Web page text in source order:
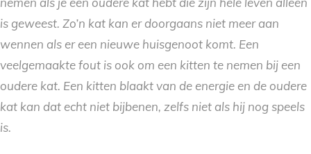
is geweest. Zo’n kat kan er doorgaans niet meer aan
wennen als er een nieuwe huisgenoot komt. Een
veelgemaakte fout is ook om een kitten te nemen bij een
oudere kat. Een kitten blaakt van de energie en de oudere
kat kan dat echt niet bijbenen, zelfs niet als hij nog speels
is.